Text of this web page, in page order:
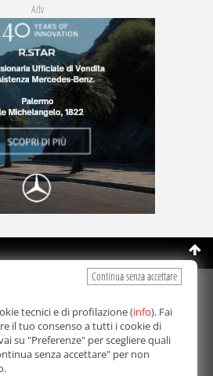
Adv
2003-2026
Srl- P.IVA 07064240828
di tutti i contenuti, in qualunque
supporto è proibita.
registrata. Autorizzazione del
n° 32 del 21/10/2003
Continua senza accettare
tecnici e di profilazione (info). Fai
il tuo consenso a tutti i cookie di
su "Preferenze" per scegliere quali
senza accettare" per non